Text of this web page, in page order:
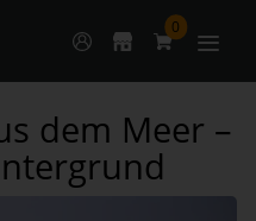
0
dem Meer –